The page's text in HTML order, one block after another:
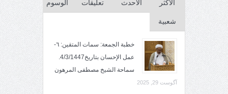
الأكثر
شعبية
الأحدث تعليقات الوسوم
خطبة الجمعة: سمات المتقين: ٦-
عمل الإحسان بتاريخ4/3/1447.
سماحة الشيخ مصطفى المرهون
آگوست 29, 2025